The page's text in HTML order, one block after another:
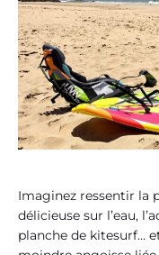
Imaginez ressentir la
délicieuse sur l’eau,
planche de kitesurf…